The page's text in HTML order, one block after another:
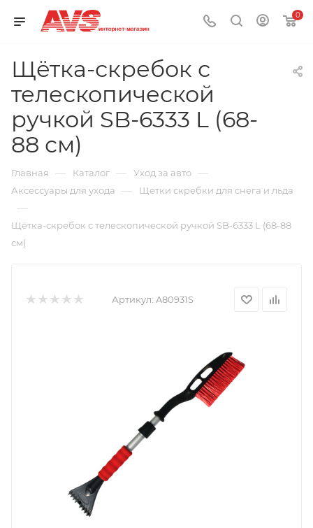
0
Щётка-скребок с
телескопической
ручкой SB-6333 L (68-
88 см)
Главная — Каталог — Уход за авто —
Аксессуары для ухода — Щетки скребки для снега и льда
—
Щётка-скребок с телескопической ручкой SB-6333 L (68-88
см)
Артикул: A80931S